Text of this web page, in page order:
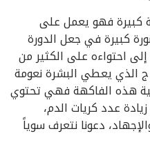
كبيرة فهو يعمل على
كبيرة في جعل الدورة
إلى احتواءه على الكثير من
ج الذي يعطي البشرة نعومة
هذه الفاكهة فهي تحتوي
عدد كريات الدم،
دعونا نتعرف سوياً